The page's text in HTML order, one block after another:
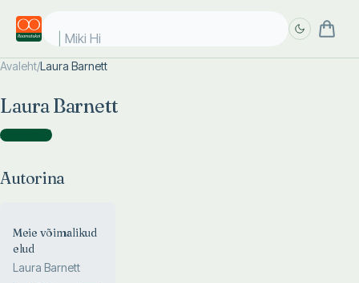
Miki Hii
Avaleht/Laura Barnett
Laura Barnett
Autorina )
Autorina
Meie võimalikud
elud
Laura Barnett